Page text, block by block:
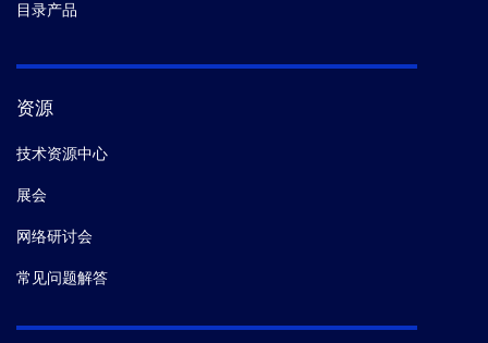
目录产品
资源
技术资源中心
展会
网络研讨会
常见问题解答